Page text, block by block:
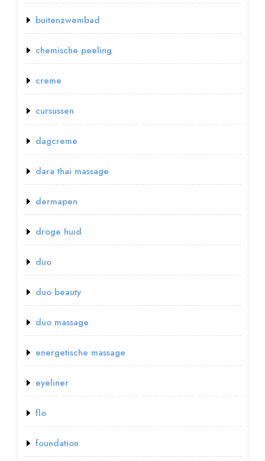
buitenzwembad
chemische peeling
creme
cursussen
dagcreme
dara thai massage
dermapen
droge huid
duo
duo beauty
duo massage
energetische massage
eyeliner
flo
foundation